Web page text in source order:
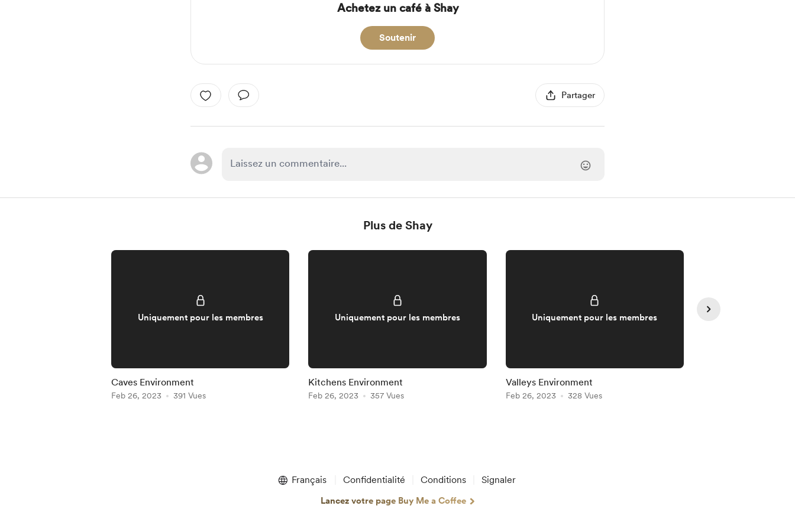
Achetez un café à Shay
Soutenir
Partager
Plus de Shay
Uniquement pour les membres
Caves Environment
Feb 26, 2023 391 Vues
Uniquement pour les membres
Kitchens Environment
Feb 26, 2023 357 Vues
Uniquement pour les membres
Valleys Environment
Feb 26, 2023 328 Vues
Français Confidentialité Conditions Signaler
Lancez votre page Buy Me a Coffee